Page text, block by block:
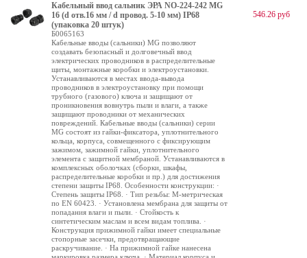
Кабельный ввод сальник ЭРА NO-224-242 MG
16 (d отв.16 мм / d провод. 5-10 мм) IP68
(упаковка 20 штук)
Б0065163
Кабельные вводы (сальники) MG позволяют
создавать безопасный и долговечный ввод
электрических проводников в распределительные
щиты, монтажные коробки и электроустановки.
Устанавливаются в местах ввода-вывода
проводников в электроустановку при помощи
трубного (газового) ключа и защищают от
проникновения вовнутрь пыли и влаги, а также
защищают проводники от механических
повреждений. Кабельные вводы (сальники) серии
MG состоят из гайки-фиксатора, уплотнительного
кольца, корпуса, совмещенного с фиксирующим
зажимом, зажимной гайки, уплотнительного
элемента с защитной мембраной. Устанавливаются в
комплексных оболочках (сборки, шкафы,
распределительные коробки и пр.) для достижения
степени защиты IP68. Особенности конструкции: ·
Степень защиты IP68. · Тип резьбы: М-метрическая
по EN 60423. · Установлена мембрана для защиты от
попадания влаги и пыли. · Стойкость к
синтетическим маслам и всем видам топлива. ·
Конструкция прижимной гайки имеет специальные
стопорные засечки, предотвращающие
раскручивание. · На прижимной гайке нанесена
546.26 руб